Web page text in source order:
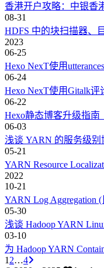
香港开户攻略：中银香
08-31
HDFS 中的块扫描器、
2023
06-25
Hexo NexT使用
06-24
Hexo NexT使用Gitalk评
06-22
Hexo静态博客升级指南
06-03
浅谈 YARN 的服务级别
05-21
YARN Resource
2022
10-21
YARN Log Aggregation
05-30
浅谈 Hadoop YARN
03-10
为 Hadoop YARN
1 2…4